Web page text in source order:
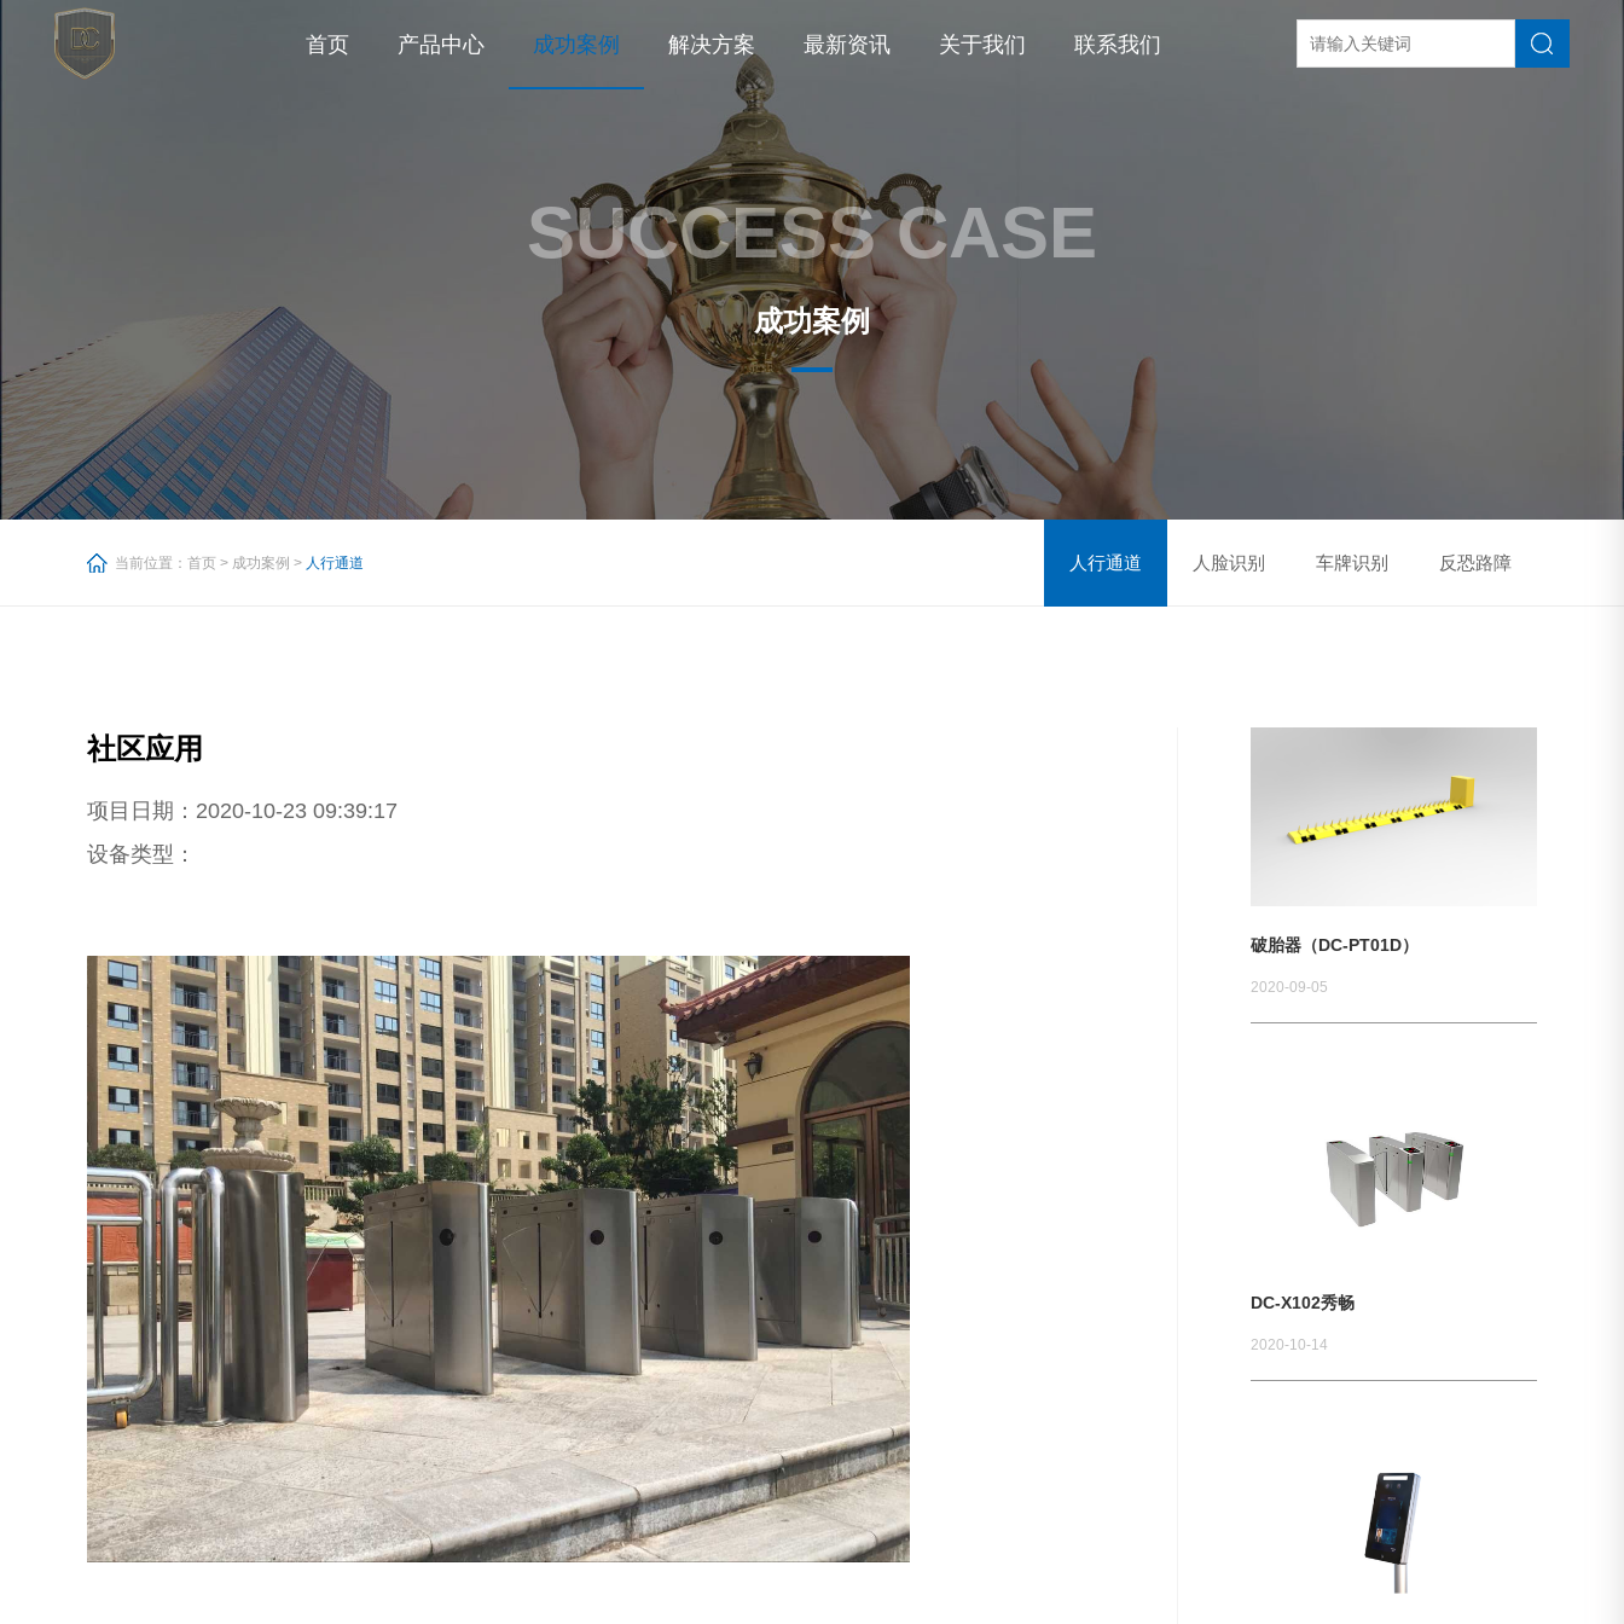
首页 产品中心 成功案例 解决方案 最新资讯 关于我们 联系我们
SUCCESS CASE
成功案例
当前位置： 首页 > 成功案例 > 人行通道 人行通道 人脸识别 车牌识别 反恐路障
社区应用
项目日期：2020-10-23 09:39:17
设备类型：
破胎器（DC-PT01D）
2020-09-05
DC-X102秀畅
2020-10-14